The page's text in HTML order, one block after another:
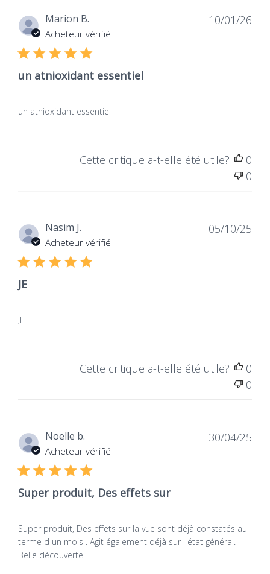
Marion B.
Acheteur vérifié
un atnioxidant essentiel
un atnioxidant essentiel
10/01/26
Cette critique a-t-elle été utile?
0
0
Nasim J.
Acheteur vérifié
JE
JE
05/10/25
Cette critique a-t-elle été utile?
0
0
Noelle b.
Acheteur vérifié
Super produit, Des effets sur
Super produit, Des effets sur la vue sont déjà constatés au
terme d un mois . Agit également déjà sur l état général.
Belle découverte.
30/04/25